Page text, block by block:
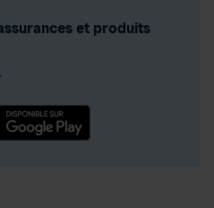
et produits